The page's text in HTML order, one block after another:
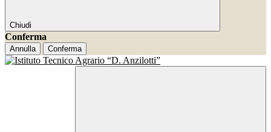
Chiudi
Conferma
Annulla Conferma